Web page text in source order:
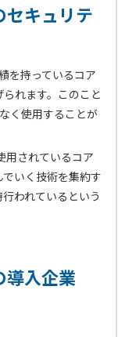
キュリテ
を持っているコア
れます。このこと
く使用することが
用されているコア
いく技術を集約す
われているという
入企業